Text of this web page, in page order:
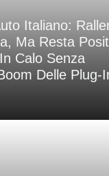
Italiano:
Ma Resta
Calo Senza
Delle Plug-